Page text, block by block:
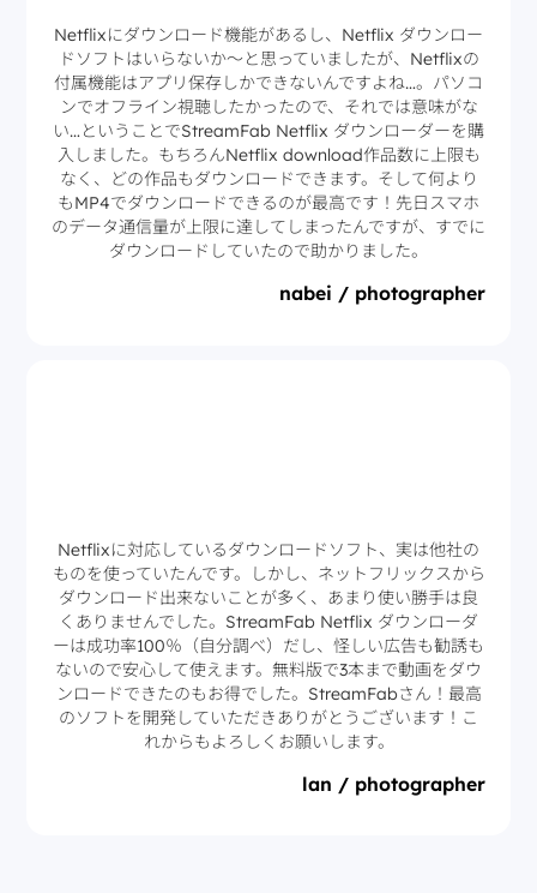
Netflixにダウンロード機能があるし、Netflix ダウンロー
ドソフトはいらないか〜と思っていましたが、Netflixの
付属機能はアプリ保存しかできないんですよね…。パソコ
ンでオフライン視聴したかったので、それでは意味がな
い…ということでStreamFab Netflix ダウンローダーを購
入しました。もちろんNetflix download作品数に上限も
なく、どの作品もダウンロードできます。そして何より
もMP4でダウンロードできるのが最高です！先日スマホ
のデータ通信量が上限に達してしまったんですが、すでに
ダウンロードしていたので助かりました。
nabei / photographer
Netflixに対応しているダウンロードソフト、実は他社の
ものを使っていたんです。しかし、ネットフリックスから
ダウンロード出来ないことが多く、あまり使い勝手は良
くありませんでした。StreamFab Netflix ダウンローダ
ーは成功率100％（自分調べ）だし、怪しい広告も勧誘も
ないので安心して使えます。無料版で3本まで動画をダウ
ンロードできたのもお得でした。StreamFabさん！最高
のソフトを開発していただきありがとうございます！こ
れからもよろしくお願いします。
lan / photographer